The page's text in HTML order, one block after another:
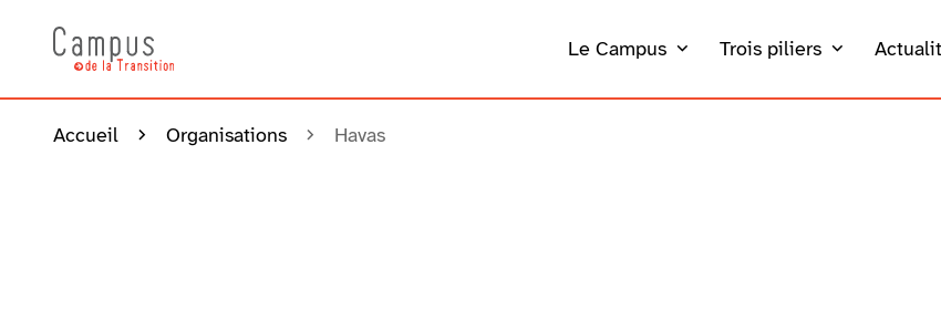
Le Campus Trois piliers
Accueil Organisations Havas